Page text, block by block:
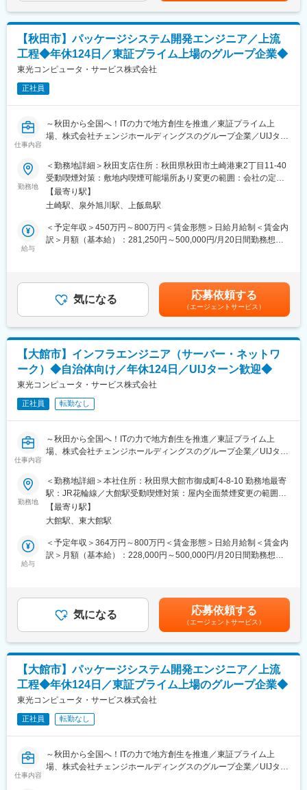
■正社員登用制度
半年に1回（年2回）受験いただくことができ、
全国で年間100名以上の方が正社員化されております。
■目標設定
その他、定性観点でも詳細に目標設定を行うため、ご自身が日々
業務で意識することを明確に定め、やりがいや達成感をもって働
■希望休取得
シフト制のため、毎月シフト提出時に希望をご提示していただけ
れば、比較的通りやすい環境です。（土日祝出社必須）
変更の範囲：会社の定める業務
の為の各種プロモーションをお任せすることもあります。
■入社後の流れ/キャリアパス
まず店頭での接客からスタートし、後輩指導やリーダー業務もゆ
くゆくお任せ致します。正社員登用後はマネジメントやメンバー
教育など、クルーを統括するなどのステップアップが可能です。
総合職として本部各部署の様々な部門に就くチャンスもありま
員も多数います。自身の成長とその成果をしっかりと評価しま
す。
未経験の方にも手厚くフォローし、早期に一人前となるフォロー
を致します。入社時の研修を筆頭に各種研修制度を充実させ、社
内情報共有にも強みを持っています。ご経験が無い方でもソフト
バンクの一員として丁寧にサポートします。
●基礎研修
クルーに欠かせないビジネスマナーや接客スキルを学んで頂きま
す。現場経験豊富な社員が研修講師を務め、実務に基づいた丁寧
未経験スタートなので、実践で使えるスキルを指導致します。
■希望休の取得しやすさ
シフト制のため、毎月シフト提出時に希望をご提示していただけ
■キャリアアップ事例
営業としてキャリアを磨く方、社内でも飲食店勤務や教員、工場
勤務など未経験スタートからマネジャーや営業企画、マーケティ
ングなど多岐にわたるキャリアアップ例がございます。
変更の範囲：会社の定める業務
の金額であり、選考を通じて上下する可能性があります。月給(月
額)は固定手当を含めた表記です。
【秋田市】パッケージシステム開発エンジニア／上流
工程◆年休124日／東証プライム上場のグループ企業◆
東光コンピュータ・サービス株式会社
正社員
仕事内容
～秋田から全国へ！ITの力で地方創生を推進／東証プライム上
場、株式会社チェンジホールディングスのグループ企業／UIJター
■業務内容：
森林組合・林業事業体向けITソリューション（樹海シリーズ・ク
ラウドサービス）の業務設計・システム設計・導入推進をリード
し、林業DXを実現するポジションです。
単なる開発管理に留まらず、林業業務とITの橋渡しを行うソリュ
ーションリーダーをお任せします。
・業務フロー整理、データモデル設計など上流システム設計
・樹海シリーズ／クラウドサービスの新機能企画・要件定義
・開発プロジェクトの技術リード、ベンダーコントロール、品質
■組織体制：
林業ソリューション課は、森林組合向けシステムに特化した専門
チームとして、企画・設計・開発・導入・サポートまで一貫対応
しています。上流工程の経験が豊富なメンバーや、林業業務に詳
しいメンバーが在籍しており、業務とITそれぞれのプロから学べ
る環境です。上級SEとして早期からプロジェクトの中核をお任せ
しますが、林業知識は入社後にキャッチアップできる体制がある
ため、業務系システムの経験を活かしつつ新領域に挑戦したい方
に最適です。
■入社後の流れ：
・入社後6か月間は業務習熟のため大館市での勤務となりますが、
習熟が早い場合、スキルにより6か月未満で秋田支店勤務へ移行す
るケースもございます。
■当社について：
東証プライム上場「株式会社チェンジホールディングス」のグル
体、法人企業と幅広いお客様へ「お客様の課題解決」となるITソ
リューションを提供しています。
また、森林組合向け自社開発ソフト「樹海」は全国シェアトップ
クラスを誇ります。現在は、信頼関係を基盤にカーボンクレジッ
ト事業にも注力し、地球温暖化対策に貢献しています。
変更の範囲：会社の定める業務
勤務地
＜勤務地詳細＞秋田支店住所：秋田県秋田市土崎港東2丁目11-40
受動喫煙対策：敷地内喫煙可能場所あり変更の範囲：会社の定め
る事業所
【最寄り駅】
土崎駅、泉外旭川駅、上飯島駅
給与
＜予定年収＞450万円～800万円＜賃金形態＞日給月給制＜賃金内
訳＞月額（基本給）：281,250円～500,000円/月20日間勤務想定
ヶ月分（前年度実績）通勤手当、家族手当、住宅手当、時間外手
当（1分単位で支給）、役職手当、階級手当資格手当、合格一時金
（会社規定により支給）賃金はあくまでも目安の金額であり、選
考を通じて上下する可能性があります。月給(月額)は固定手当を含
めた表記です。
気になる 応募依頼する
（エージェントサービス）
【大館市】インフラエンジニア（サーバー・ネットワ
ーク）◆自治体向け／年休124日／UIJターン歓迎◆
東光コンピュータ・サービス株式会社
正社員 転勤なし
仕事内容
～秋田から全国へ！ITの力で地方創生を推進／東証プライム上
場、株式会社チェンジホールディングスのグループ企業／UIJター
当社ではインフラ（ネットワーク／サーバ）領域の案件を数多く
手掛けており、元請として提案段階からお客様と直接向き合う機
会が多いのが特徴です。
エンドユーザーの「困っていること」「本当に必要なこと」をそ
の場で聞き取り、要件定義から設計・導入・保守まで一貫して携
わることができます。
長できる環境です。
広い領域を対象としています。
単なる構築作業に留まらず、運用や将来を見据えた改善提案まで
関われる点が特徴です。
・ネットワーク（ルーター/L2/L3）、ファイアウォールの設計・
構築・運用
・サーバー（Windows/Linux）、仮想化基盤
（Hyper-/VMware/NutanixAHV）の設計・構築・運用
・障害対応および原因分析、再発防止策の立案・実装
・ベンダーとの折衝（調整、問い合わせ、エスカレーション）
勤務地
＜勤務地詳細＞本社住所：秋田県大館市御成町4-8-10 勤務地最寄
駅：JR花輪線／大館駅受動喫煙対策：屋内全面禁煙変更の範囲：
会社の定める事業所
【最寄り駅】
大館駅、東大館駅
給与
＜予定年収＞364万円～800万円＜賃金形態＞日給月給制＜賃金内
訳＞月額（基本給）：228,000円～500,000円/月20日間勤務想定
(月額)は固定手当を含めた表記です。
気になる 応募依頼する
（エージェントサービス）
【大館市】パッケージシステム開発エンジニア／上流
工程◆年休124日／東証プライム上場のグループ企業◆
東光コンピュータ・サービス株式会社
正社員 転勤なし
仕事内容
～秋田から全国へ！ITの力で地方創生を推進／東証プライム上
場、株式会社チェンジホールディングスのグループ企業／UIJター